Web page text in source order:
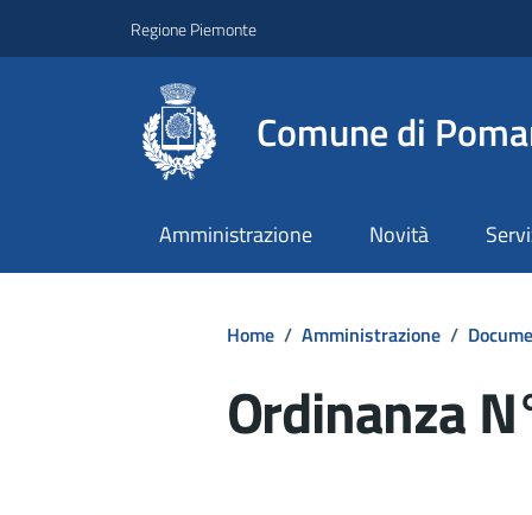
Regione Piemonte
Comune di
Amministrazione Novità
Home / Amministrazione /
Ordinanza